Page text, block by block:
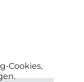
Cookies,